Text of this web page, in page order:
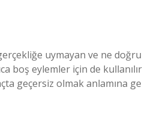
uymayan ve ne
boş eylemler için de
geçersiz olmak anlamına